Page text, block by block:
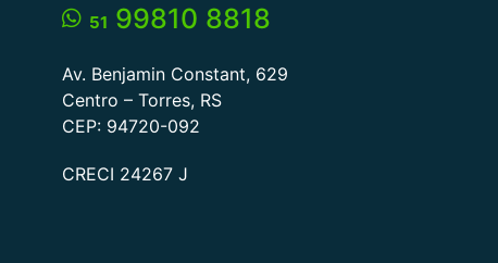
51 99810 8818
Av. Benjamin Constant, 629
Centro – Torres, RS
CEP: 94720-092
CRECI 24267 J